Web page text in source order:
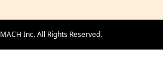
MACH Inc.All Rights Reserved.